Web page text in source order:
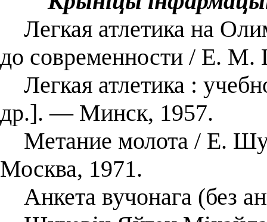
Легкая атлетика на
до современности / Е.
Легкая атлетика :
др.]. ― Минск, 1957.
Метание молота / Е.
Москва, 1971.
Анкета вучонага (без